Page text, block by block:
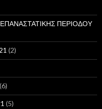
ΠΕΡΙΟΔΟΥ
(2)
(6)
(5)